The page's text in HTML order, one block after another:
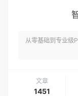
从零基础到专业级
文章
1451